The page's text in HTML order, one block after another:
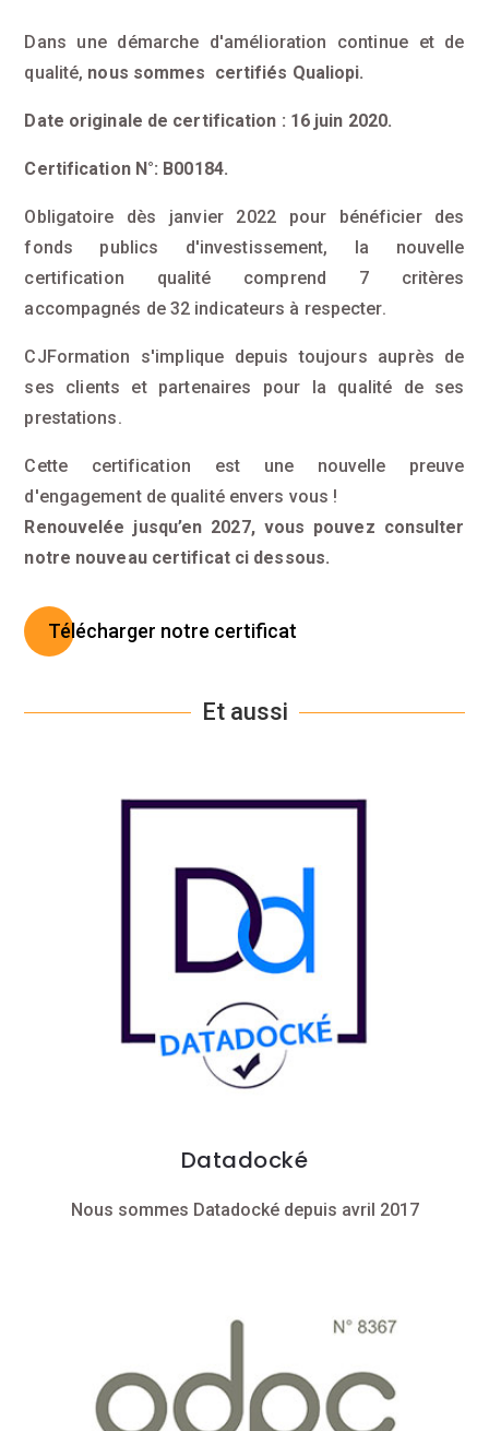
Dans une démarche d'amélioration continue et de
qualité, nous sommes certifiés Qualiopi.
Date originale de certification : 16 juin 2020.
Certification N°: B00184.
Obligatoire dès janvier 2022 pour bénéficier des
fonds publics d'investissement, la nouvelle
certification qualité comprend 7 critères
accompagnés de 32 indicateurs à respecter.
CJFormation s'implique depuis toujours auprès de
ses clients et partenaires pour la qualité de ses
prestations.
Cette certification est une nouvelle preuve
d'engagement de qualité envers vous !
Renouvelée jusqu’en 2027, vous pouvez consulter
notre nouveau certificat ci dessous.
Télécharger notre certificat
Et aussi
Datadocké
Nous sommes Datadocké depuis avril 2017